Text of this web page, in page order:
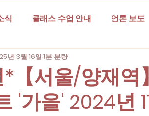
식 클래스 수업 안내 언론 보도
사진첩 베아 클.바.세 에세이란
【서울/양재역
'가을' 2024년
년 3월 16일1분 분량